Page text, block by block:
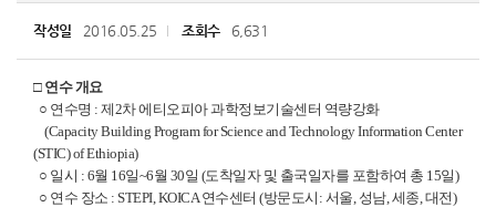
작성일 2016.05.25 조회수 6,631
□ 연수 개요
○ 연수명 : 제2차 에티오피아 과학정보기술센터 역량강화
(Capacity Building Program for Science and Technology Information Center
(STIC) of Ethiopia)
○ 일시 : 6월 16일~6월 30일 (도착일자 및 출국일자를 포함하여 총 15일)
○ 연수 장소 : STEPI, KOICA 연수센터 (방문도시: 서울, 성남, 세종, 대전)